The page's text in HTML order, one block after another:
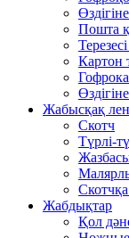
Пошта
Картон
Жабысқақ
Скотч
Түрлі-
Жабдықтар
Қол